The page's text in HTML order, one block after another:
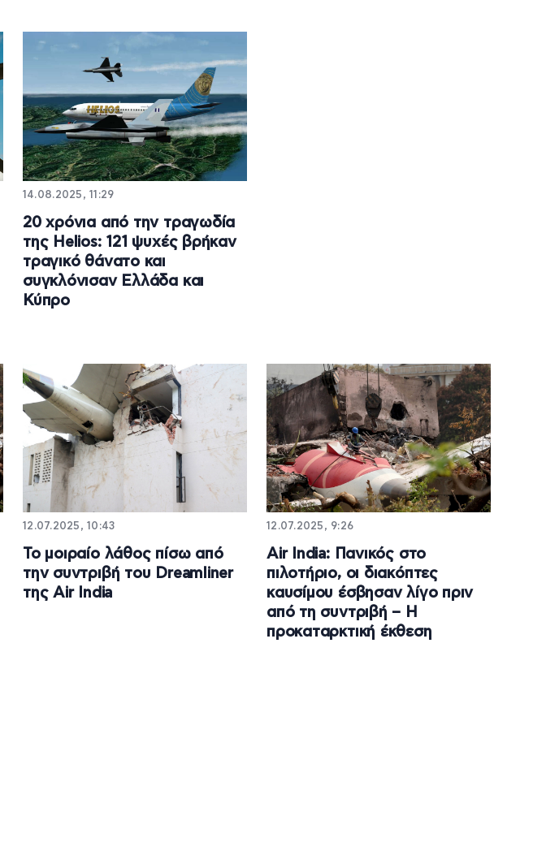
14.08.2025, 11:29
20 χρόνια από την τραγωδία
της Helios: 121 ψυχές βρήκαν
τραγικό θάνατο και
συγκλόνισαν Ελλάδα και
Κύπρο
12.07.2025, 10:43
Το μοιραίο λάθος πίσω από
την συντριβή του Dreamliner
της Air India
12.07.2025, 9:26
Air India: Πανικός στο
πιλοτήριο, οι διακόπτες
καυσίμου έσβησαν λίγο πριν
από τη συντριβή – Η
προκαταρκτική έκθεση